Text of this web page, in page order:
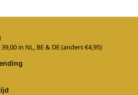
in NL, BE & DE (anders €4,95)